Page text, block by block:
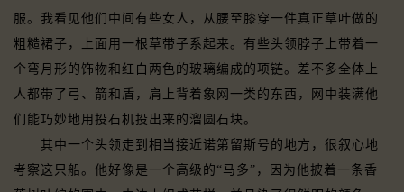
服。我看见他们中间有些女人，从腰至膝穿一件真正草叶做的
粗糙裙子，上面用一根草带子系起来。有些头领脖子上带着一
个弯月形的饰物和红白两色的玻璃编成的项链。差不多全体上
人都带了弓、箭和盾，肩上背着象网一类的东西，网中装满他
们能巧妙地用投石机投出来的溜圆石块。
其中一个头领走到相当接近诺第留斯号的地方，很叙心地
考察这只船。他好像是一个高级的“马多”，因为他披着一条香